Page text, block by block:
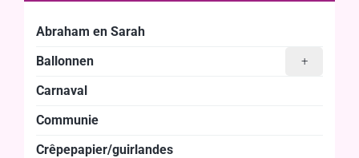
Abraham en Sarah
+
Ballonnen
Carnaval
Communie
Crêpepapier/guirlandes